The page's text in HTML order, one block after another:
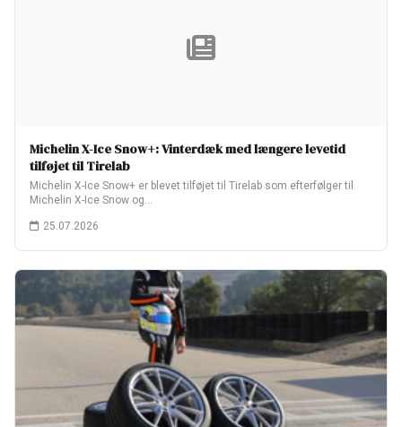
Michelin X-Ice Snow+: Vinterdæk med længere levetid
tilføjet til Tirelab
Michelin X-Ice Snow+ er blevet tilføjet til Tirelab som efterfølger til
Michelin X-Ice Snow og…
25.07.2026